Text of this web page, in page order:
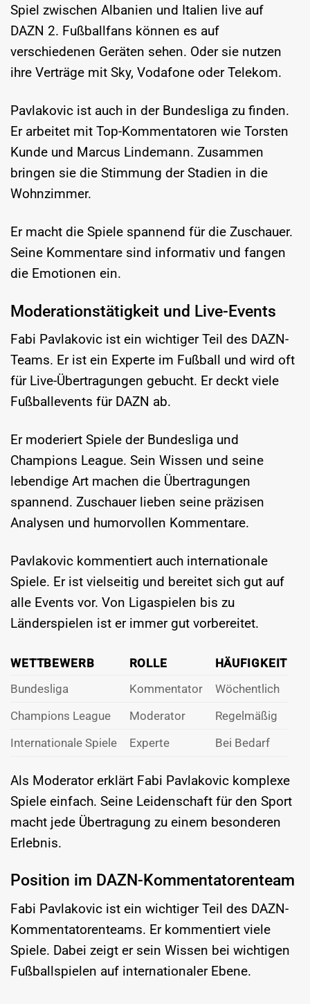
Spiel zwischen Albanien und Italien live auf
DAZN 2. Fußballfans können es auf
verschiedenen Geräten sehen. Oder sie nutzen
ihre Verträge mit Sky, Vodafone oder Telekom.
Pavlakovic ist auch in der Bundesliga zu finden.
Er arbeitet mit Top-Kommentatoren wie Torsten
Kunde und Marcus Lindemann. Zusammen
bringen sie die Stimmung der Stadien in die
Wohnzimmer.
Er macht die Spiele spannend für die Zuschauer.
Seine Kommentare sind informativ und fangen
die Emotionen ein.
Moderationstätigkeit und Live-Events
Fabi Pavlakovic ist ein wichtiger Teil des DAZN-
Teams. Er ist ein Experte im Fußball und wird oft
für Live-Übertragungen gebucht. Er deckt viele
Fußballevents für DAZN ab.
Er moderiert Spiele der Bundesliga und
Champions League. Sein Wissen und seine
lebendige Art machen die Übertragungen
spannend. Zuschauer lieben seine präzisen
Analysen und humorvollen Kommentare.
Pavlakovic kommentiert auch internationale
Spiele. Er ist vielseitig und bereitet sich gut auf
alle Events vor. Von Ligaspielen bis zu
Länderspielen ist er immer gut vorbereitet.
WETTBEWERB ROLLE
HÄUFIGKEIT
Bundesliga
Kommentator
Wöchentlich
Champions League
Moderator
Regelmäßig
Internationale Spiele
Experte Bei Bedarf
Als Moderator erklärt Fabi Pavlakovic komplexe
Spiele einfach. Seine Leidenschaft für den Sport
macht jede Übertragung zu einem besonderen
Erlebnis.
Position im DAZN-Kommentatorenteam
Fabi Pavlakovic ist ein wichtiger Teil des DAZN-
Kommentatorenteams. Er kommentiert viele
Spiele. Dabei zeigt er sein Wissen bei wichtigen
Fußballspielen auf internationaler Ebene.